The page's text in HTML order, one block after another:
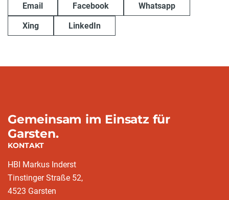
Email Facebook Whatsapp
Xing LinkedIn
Gemeinsam im Einsatz für
Garsten.
KONTAKT
HBI Markus Inderst
Tinstinger Straße 52,
4523 Garsten